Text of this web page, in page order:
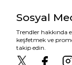
Sosyal
Trendler hakkında
keşfetmek ve
takip edin.